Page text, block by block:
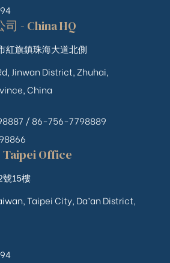
- China HQ
紅旗鎮珠海大道北側
Jinwan District, Zhuhai,
China
/ 86-756-7798889
Taipei Office
號15樓
Taipei City, Da’an District,